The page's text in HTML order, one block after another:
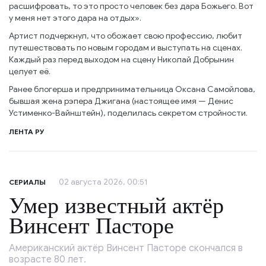
расшифровать, то это просто человек без дара Божьего. Вот
у меня нет этого дара на отдых».
Артист подчеркнул, что обожает свою профессию, любит
путешествовать по новым городам и выступать на сценах.
Каждый раз перед выходом на сцену Николай Добрынин
целует её.
Ранее блогерша и предпринимательница Оксана Самойлова,
бывшая жена рэпера Джигана (настоящее имя — Денис
Устименко-Вайнштейн), поделилась секретом стройности.
ЛЕНТА РУ
СЕРИАЛЫ 02 августа 2026, 00:51
Умер известный актёр
Винсент Пасторе
Американский актёр Винсент Пасторе скончался в
возрасте 80 лет.